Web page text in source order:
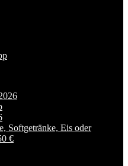
Softgetränke, Eis oder
€